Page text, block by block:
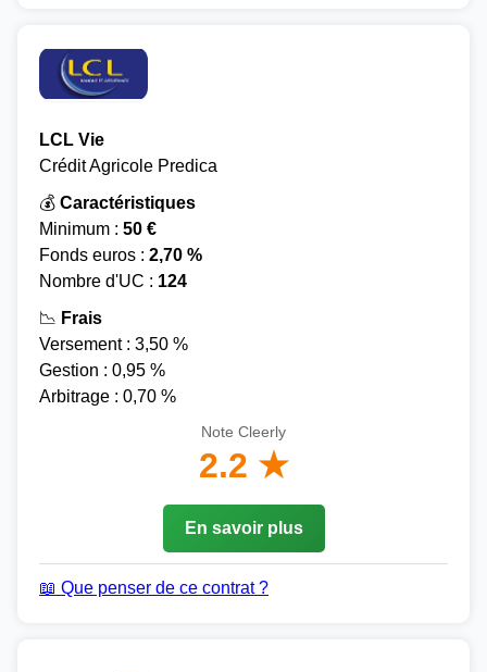
LCL Vie
Crédit Agricole Predica
💰 Caractéristiques
Minimum : 50 €
Fonds euros : 2,70 %
Nombre d'UC : 124
📉 Frais
Versement : 3,50 %
Gestion : 0,95 %
Arbitrage : 0,70 %
Note Cleerly
2.2 ★
En savoir plus
📖 Que penser de ce contrat ?